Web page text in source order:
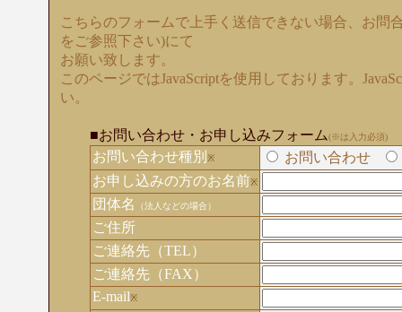
こちらのフォームで上手く送信できない場合、お問
をご参照下さい)にて
お願い致します。
このページではJavaScriptを使用しております。
い。
■お問い合わせ・お申し込みフォーム(※は入力必須)
お問い合わせ種別 ※ お問い合わせ
お申し込みの方のお名前※
団体名 （法人などの場合）
ご住所
ご連絡先（TEL）
ご連絡先（FAX）
E-mail※